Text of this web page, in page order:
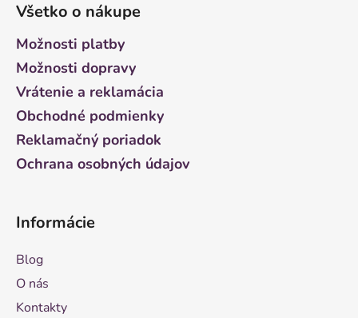
Všetko o nákupe
Možnosti platby
Možnosti dopravy
Vrátenie a reklamácia
Obchodné podmienky
Reklamačný poriadok
Ochrana osobných údajov
Informácie
Blog
O nás
Kontakty